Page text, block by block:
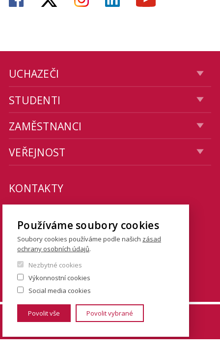
UCHAZEČI
STUDENTI
ZAMĚSTNANCI
VEŘEJNOST
KONTAKTY
Univerzita Karlova
Smetanovo nábřeží 6
Praha 1 110 01
Tel.: + 420 222 112 111
© FSV UK 2026, photo: UK ,Thinkstock.com
Používáme soubory cookies
Soubory cookies používáme podle našich zásad
ochrany osobních údajů.
Nezbytné cookies
Výkonnostní cookies
Social media cookies
Povolit vše Povolit vybrané